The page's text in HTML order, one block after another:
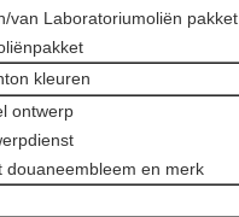
van Laboratoriumoliën pakket
kleuren
ontwerp
douaneembleem en merk